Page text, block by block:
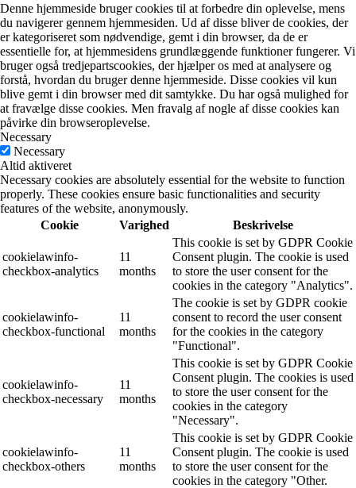
Denne hjemmeside bruger cookies til at forbedre din oplevelse, mens
du navigerer gennem hjemmesiden. Ud af disse bliver de cookies, der
er kategoriseret som nødvendige, gemt i din browser, da de er
essentielle for, at hjemmesidens grundlæggende funktioner fungerer. Vi
bruger også tredjepartscookies, der hjælper os med at analysere og
forstå, hvordan du bruger denne hjemmeside. Disse cookies vil kun
blive gemt i din browser med dit samtykke. Du har også mulighed for
at fravælge disse cookies. Men fravalg af nogle af disse cookies kan
påvirke din browseroplevelse.
Necessary
Necessary
Altid aktiveret
Necessary cookies are absolutely essential for the website to function
properly. These cookies ensure basic functionalities and security
features of the website, anonymously.
Cookie
Varighed Beskrivelse
cookielawinfo-
checkbox-analytics
11
months
This cookie is set by GDPR Cookie
Consent plugin. The cookie is used
to store the user consent for the
cookies in the category "Analytics".
cookielawinfo-
checkbox-functional
11
months
The cookie is set by GDPR cookie
consent to record the user consent
for the cookies in the category
"Functional".
cookielawinfo-
checkbox-necessary
11
months
This cookie is set by GDPR Cookie
Consent plugin. The cookies is used
to store the user consent for the
cookies in the category
"Necessary".
cookielawinfo-
checkbox-others
11
months
This cookie is set by GDPR Cookie
Consent plugin. The cookie is used
to store the user consent for the
cookies in the category "Other.